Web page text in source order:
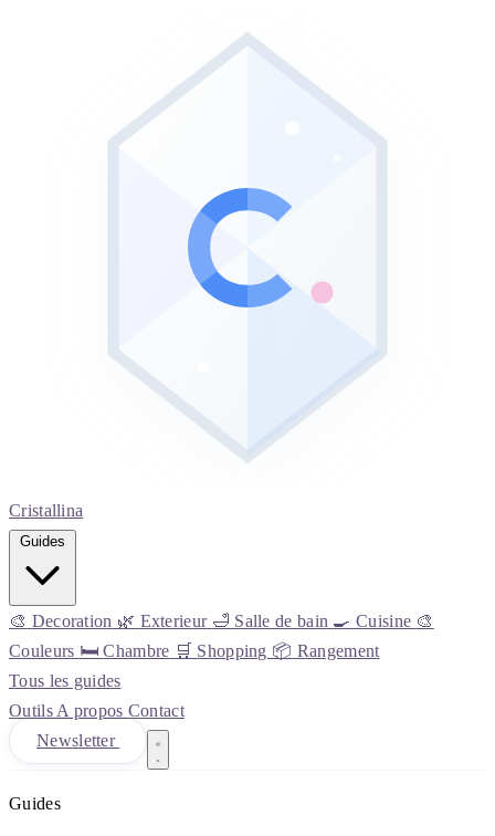
Cristallina
🎨 Decoration 🌿 Exterieur 🛁 Salle de bain 🍳 Cuisine 🎨
Couleurs 🛏️ Chambre 🛒 Shopping 📦 Rangement
Tous les guides
Outils A propos Contact
Newsletter
Guides